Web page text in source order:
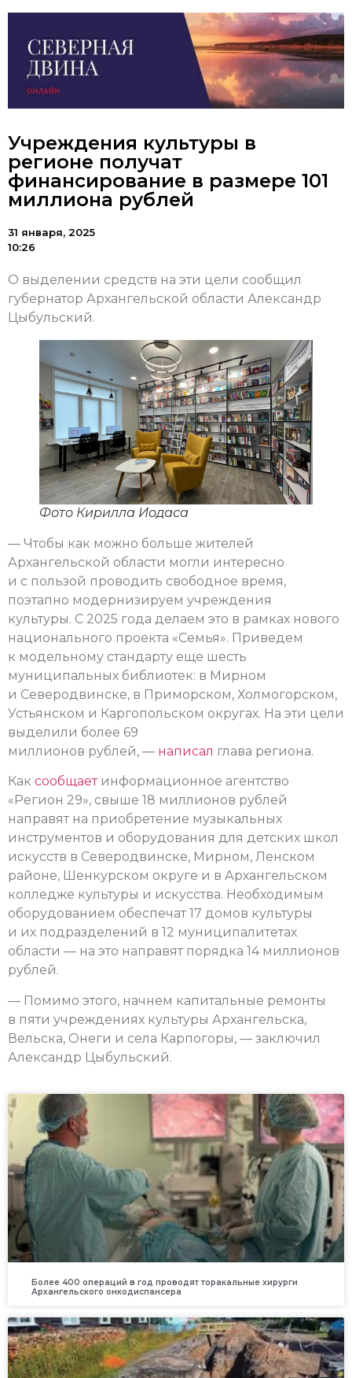
Учреждения культуры в
регионе получат
финансирование в размере 101
миллиона рублей
31 января, 2025
10:26
О выделении средств на эти цели сообщил
губернатор Архангельской области Александр
Цыбульский.
Фото Кирилла Иодаса
— Чтобы как можно больше жителей
Архангельской области могли интересно
и с пользой проводить свободное время,
поэтапно модернизируем учреждения
культуры. С 2025 года делаем это в рамках нового
национального проекта «Семья». Приведем
к модельному стандарту еще шесть
муниципальных библиотек: в Мирном
и Северодвинске, в Приморском, Холмогорском,
Устьянском и Каргопольском округах. На эти цели
выделили более 69
миллионов рублей, — написал глава региона.
Как сообщаетинформационное агентство
«Регион 29», свыше 18 миллионов рублей
направят на приобретение музыкальных
инструментов и оборудования для детских школ
искусств в Северодвинске, Мирном, Ленском
районе, Шенкурском округе и в Архангельском
колледже культуры и искусства. Необходимым
оборудованием обеспечат 17 домов культуры
и их подразделений в 12 муниципалитетах
области — на это направят порядка 14 миллионов
рублей.
— Помимо этого, начнем капитальные ремонты
в пяти учреждениях культуры Архангельска,
Вельска, Онеги и села Карпогоры, — заключил
Александр Цыбульский.
Более 400 операций в год проводят торакальные хирурги
Архангельского онкодиспансера